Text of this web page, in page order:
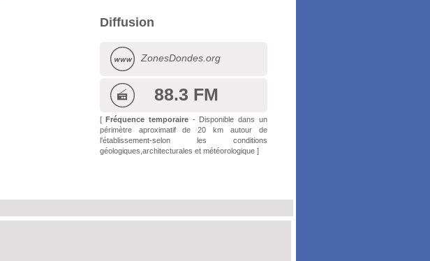
Diffusion
ZonesDondes.org
88.3 FM
[Fréquence temporaire - Disponible dans un
périmètre aproximatif de 20 km autour de
l'établissement-selon les conditions
géologiques,architecturales et météorologique ]